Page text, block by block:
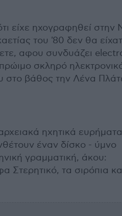
είχε ηχογραφηθεί στην
του '80 δεν θα
αφου συνδυάζει
σκληρό
στο βάθος την Λένα
ηχητικά ευρήματα
έναν δίσκο - ύμνο
γραμματική, άκου:
Στερητικό, τα σιρόπια